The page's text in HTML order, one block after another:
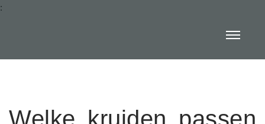
:
Welke kruiden passen